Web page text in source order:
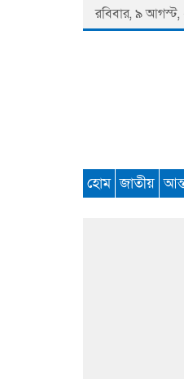
রবিবার, ৯ আগস্ট,
হোম জাতীয়